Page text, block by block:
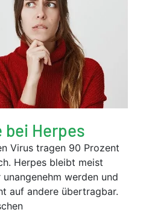
bei Herpes
Virus tragen 90 Prozent
Herpes bleibt meist
werden und
auf andere übertragbar.